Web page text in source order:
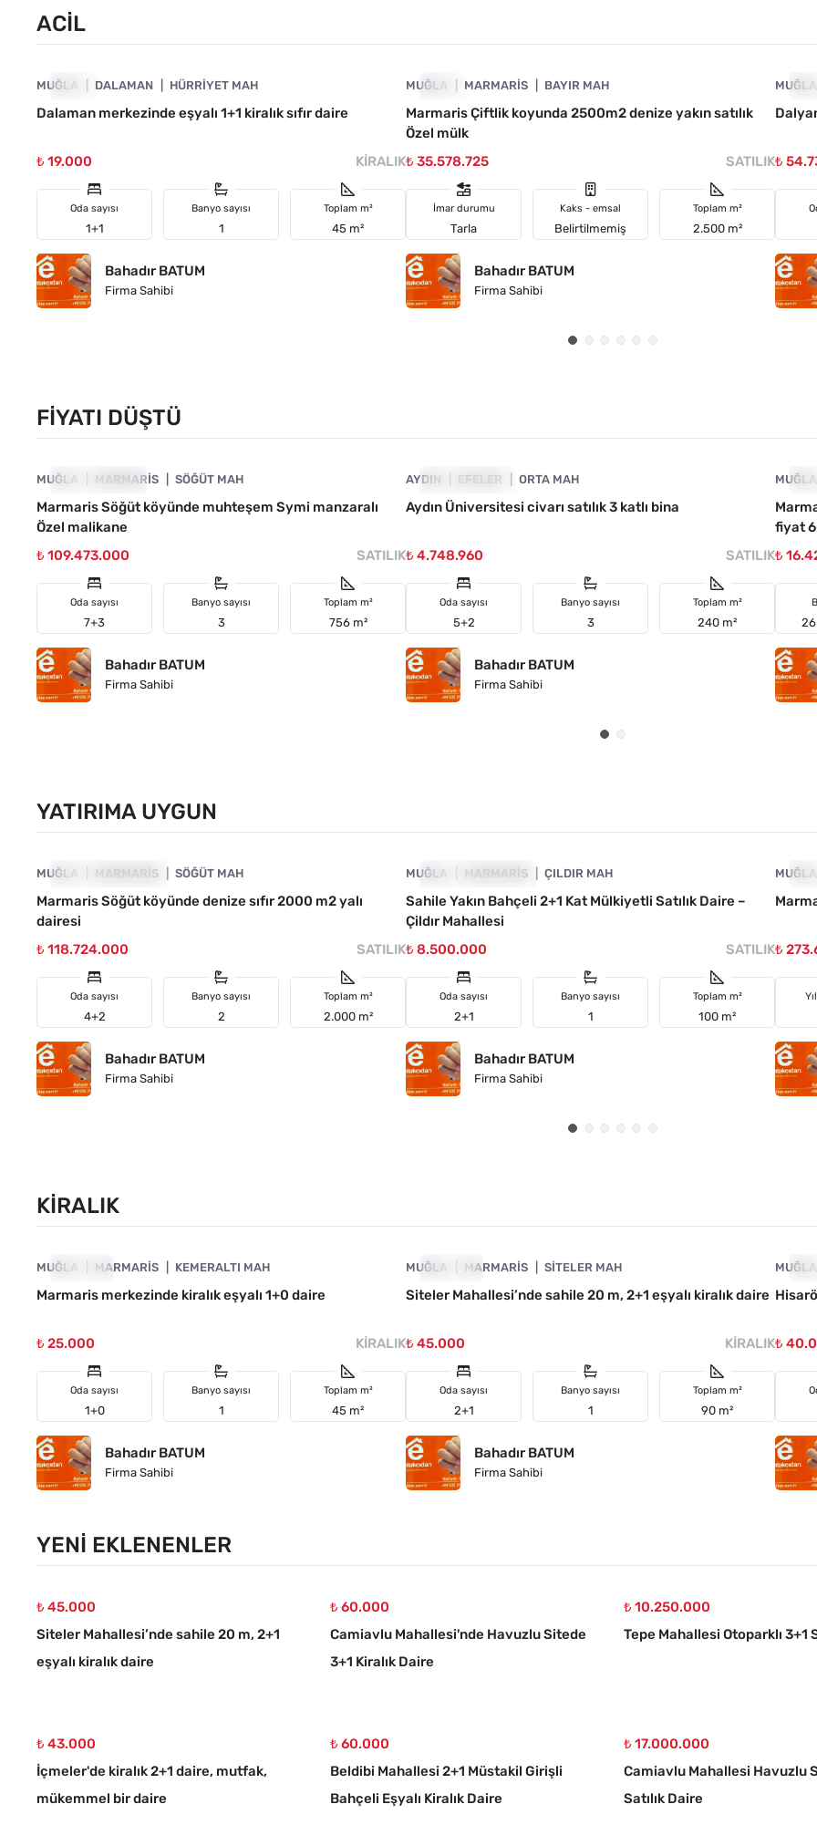
ACIL
ACIL
MUĞLA DALAMAN HÜRRIYET MAH
Dalaman merkezinde eşyalı 1+1 kiralık sıfır daire
₺ 19.000 KIRALIK
Oda sayısı
1+1
Banyo sayısı
1
Toplam m²
45 m²
Bahadır BATUM
Firma Sahibi
ACIL
MUĞLA MARMARIS BAYIR MAH
Marmaris Çiftlik koyunda 2500m2 denize yakın satılık
Özel mülk
₺ 35.578.725
SATILIK
İmar durumu
Tarla
Kaks - emsal
Belirtilmemiş
Toplam m²
2.500 m²
Bahadır BATUM
Firma Sahibi
MUĞLA
₺
FIYATI DÜŞTÜ
FIYATI DÜŞTÜ
MUĞLA MARMARIS SÖĞÜT MAH
Marmaris Söğüt köyünde muhteşem Symi manzaralı
Özel malikane
₺ 109.473.000
SATILIK
Oda sayısı
7+3
Banyo sayısı
3
Toplam m²
756 m²
Bahadır BATUM
Firma Sahibi
FIYATI DÜŞTÜ
AYDIN EFELER ORTA MAH
Aydın Üniversitesi civarı satılık 3 katlı bina
₺ 4.748.960 SATILIK
Oda sayısı
5+2
Banyo sayısı
3
Toplam m²
240 m²
Bahadır BATUM
Firma Sahibi
MUĞLA
fiyat
₺
YATIRIMA UYGUN
YATIRIMA UYGUN
MUĞLA MARMARIS SÖĞÜT MAH
Marmaris Söğüt köyünde denize sıfır 2000 m2 yalı
dairesi
₺ 118.724.000
SATILIK
Oda sayısı
4+2
Banyo sayısı
2
Toplam m²
2.000 m²
Bahadır BATUM
Firma Sahibi
YATIRIMA UYGUN
MUĞLA MARMARIS ÇILDIR MAH
Sahile Yakın Bahçeli 2+1 Kat Mülkiyetli Satılık Daire –
Çildır Mahallesi
₺ 8.500.000
SATILIK
Oda sayısı
2+1
Banyo sayısı
1
Toplam m²
100 m²
Bahadır BATUM
Firma Sahibi
MUĞLA
₺
KIRALIK
KIRALIK
MUĞLA MARMARIS KEMERALTI MAH
Marmaris merkezinde kiralık eşyalı 1+0 daire
₺ 25.000 KIRALIK
Oda sayısı
1+0
Banyo sayısı
1
Toplam m²
45 m²
Bahadır BATUM
Firma Sahibi
KIRALIK
MUĞLA MARMARIS SITELER MAH
Siteler Mahallesi’nde sahile 20 m, 2+1 eşyalı kiralık daire
₺ 45.000 KIRALIK
Oda sayısı
2+1
Banyo sayısı
1
Toplam m²
90 m²
Bahadır BATUM
Firma Sahibi
MUĞLA
₺
YENI EKLENENLER
₺ 45.000
Siteler Mahallesi’nde sahile 20 m, 2+1
eşyalı kiralık daire
₺ 60.000
Camiavlu Mahallesi'nde Havuzlu Sitede
3+1 Kiralık Daire
₺ 10.250.000
Tepe Mahallesi Otoparklı 3+1
₺ 43.000
İçmeler'de kiralık 2+1 daire, mutfak,
mükemmel bir daire
₺ 60.000
Beldibi Mahallesi 2+1 Müstakil Girişli
Bahçeli Eşyalı Kiralık Daire
₺ 17.000.000
Camiavlu Mahallesi Havuzlu
Satılık Daire